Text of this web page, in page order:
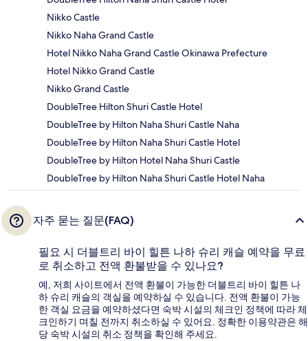
Nikko Castle
Nikko Naha Grand Castle
Hotel Nikko Naha Grand Castle Okinawa Prefecture
Hotel Nikko Grand Castle
Nikko Grand Castle
DoubleTree Hilton Shuri Castle Hotel
DoubleTree by Hilton Naha Shuri Castle Naha
DoubleTree by Hilton Naha Shuri Castle Hotel
DoubleTree by Hilton Hotel Naha Shuri Castle
DoubleTree by Hilton Naha Shuri Castle Hotel Naha
자주 묻는 질문(FAQ)
필요 시 더블트리 바이 힐튼 나하 슈리 캐슬 예약을 무료
로 취소하고 전액 환불받을 수 있나요?
예, 저희 사이트에서 전액 환불이 가능한 더블트리 바이 힐튼 나
하 슈리 캐슬의 객실을 예약하실 수 있습니다. 전액 환불이 가능
한 객실 요금을 예약하셨다면 숙박 시설의 체크인 정책에 따라 체
크인하기 며칠 전까지 취소하실 수 있어요. 정확한 이용약관은 해
당 숙박 시설의 취소 정책을 확인해 주세요.